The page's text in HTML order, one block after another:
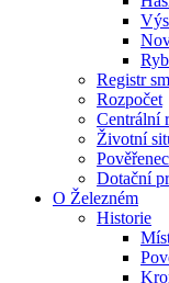
Registr
Rozpočet
Centrální
Životní
Dotační
O Železném
Historie